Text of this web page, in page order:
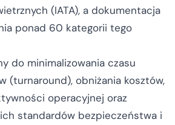
(IATA), a dokumentacja
ponad 60 kategorii tego
do minimalizowania czasu
(turnaround), obniżania kosztów,
operacyjnej oraz
standardów bezpieczeństwa i